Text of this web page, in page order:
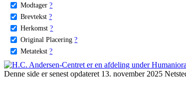
Modtager ?
Brevtekst ?
Herkomst ?
Original Placering ?
Metatekst ?
Denne side er senest opdateret 13. november 2025